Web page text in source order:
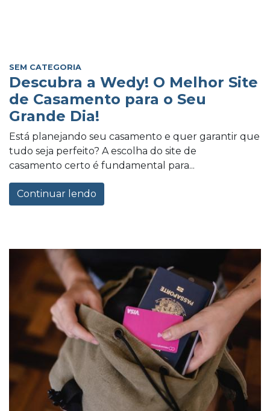
SEM CATEGORIA
Descubra a Wedy! O Melhor Site
de Casamento para o Seu
Grande Dia!
Está planejando seu casamento e quer garantir que
tudo seja perfeito? A escolha do site de
casamento certo é fundamental para...
Continuar lendo